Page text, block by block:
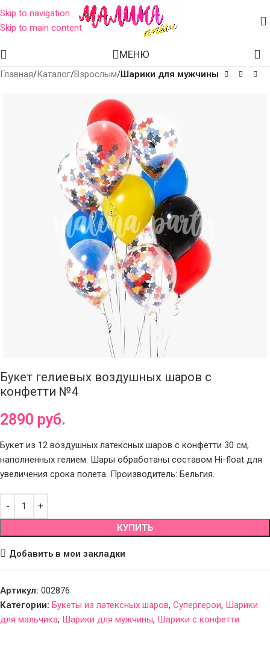
Skip to navigation
Skip to main content
МЕНЮ
Главная Каталог Взрослым Шарики для мужчины
Букет гелиевых воздушных шаров с
конфетти №4
2890 руб.
Букет из 12 воздушных латексных шаров с конфетти 30 см,
наполненных гелием. Шары обработаны составом Hi-float для
увеличения срока полета. Производитель: Бельгия.
КУПИТЬ
Добавить в мои закладки
Артикул: 002876
Категории: Букеты из латексных шаров, Супергерои, Шарики
для мальчика, Шарики для мужчины, Шарики с конфетти